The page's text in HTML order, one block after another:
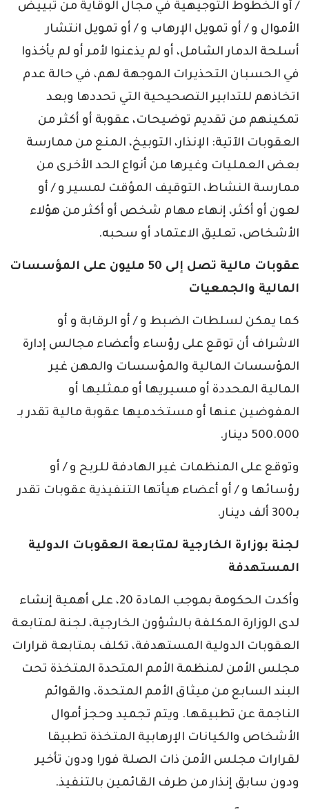
/ أو الخطوط التوجيهية في مجال الوقاية من تبييض
الأموال و / أو تمويل الإرهاب و / أو تمويل انتشار
أسلحة الدمار الشامل، أو لم يذعنوا لأمر أو لم يأخذوا
في الحسبان التحذيرات الموجهة لهم، في حالة عدم
اتخاذهم للتدابير التصحيحية التي تحددها وبعد
تمكينهم من تقديم توضيحات، عقوبة أو أكثر من
العقوبات الآتية: الإنذار، التوبيخ، المنع من ممارسة
بعض العمليات وغيرها من أنواع الحد الأخرى من
ممارسة النشاط، التوقيف المؤقت لمسير و / أو
لعون أو أكثر، إنهاء مهام شخص أو أكثر من هؤلاء
الأشخاص، تعليق الاعتماد أو سحبه.
عقوبات مالية تصل إلى 50 مليون على المؤسسات
المالية والجمعيات
كما يمكن لسلطات الضبط و / أو الرقابة و أو
الاشراف أن توقع على رؤساء وأعضاء مجالس إدارة
المؤسسات المالية والمؤسسات والمهن غير
المالية المحددة أو مسيريها أو ممثليها أو
المفوضين عنها أو مستخدميها عقوبة مالية تقدر بـ
500.000 دينار.
وتوقع على المنظمات غير الهادفة للربح و / أو
رؤسائها و / أو أعضاء هيأتها التنفيذية عقوبات تقدر
بـ300 ألف دينار.
لجنة بوزارة الخارجية لمتابعة العقوبات الدولية
المستهدفة
وأكدت الحكومة بموجب المادة 20، على أهمية إنشاء
لدى الوزارة المكلفة بالشؤون الخارجية، لجنة لمتابعة
العقوبات الدولية المستهدفة، تكلف بمتابعة قرارات
مجلس الأمن لمنظمة الأمم المتحدة المتخذة تحت
البند السابع من ميثاق الأمم المتحدة، والقوائم
الناجمة عن تطبيقها. ويتم تجميد وحجز أموال
الأشخاص والكيانات الإرهابية المتخذة تطبيقا
لقرارات مجلس الأمن ذات الصلة فورا ودون تأخير
ودون سابق إنذار من طرف القائمين بالتنفيذ.